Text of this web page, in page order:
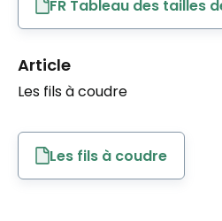
FR Tableau des tailles
Article
Les fils à coudre
Les fils à coudre